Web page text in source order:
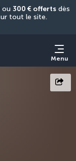
ou 300 € offerts dès
Menu